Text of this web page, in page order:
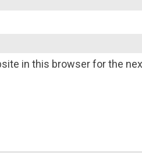
in this browser for the